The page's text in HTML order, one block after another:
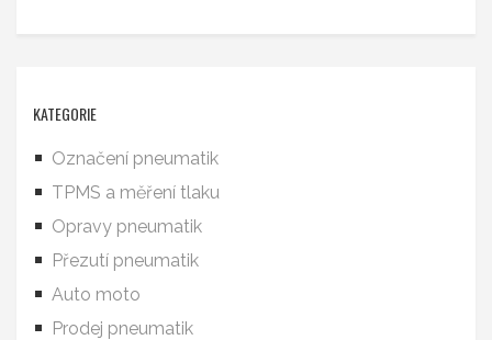
KATEGORIE
Označení pneumatik
TPMS a měření tlaku
Opravy pneumatik
Přezutí pneumatik
Auto moto
Prodej pneumatik